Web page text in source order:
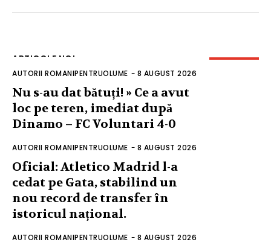
ARTICOLE NOI
AUTORII ROMANIPENTRUOLUME - 8 AUGUST 2026
Nu s-au dat bătuți! » Ce a avut
loc pe teren, imediat după
Dinamo – FC Voluntari 4-0
AUTORII ROMANIPENTRUOLUME - 8 AUGUST 2026
Oficial: Atletico Madrid l-a
cedat pe Gata, stabilind un
nou record de transfer în
istoricul național.
AUTORII ROMANIPENTRUOLUME - 8 AUGUST 2026